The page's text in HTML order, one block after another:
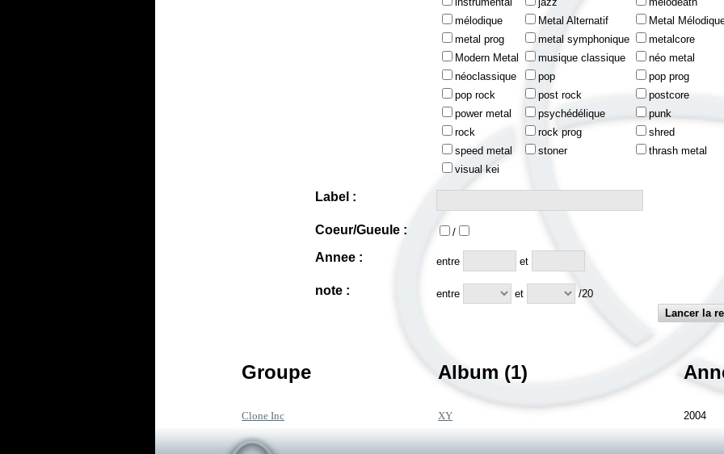
mélodique
Metal Alternatif
Metal
metal prog
metal symphonique
metalcore
Modern Metal
musique classique
néo metal
néoclassique
pop
pop prog
pop rock
post rock
postcore
power metal
psychédélique
punk
rock
rock prog
shred
speed metal
stoner
thrash metal
visual kei
Label :
Coeur/Gueule : /
Annee : entre et
note : entre et /20
Groupe Album (1)
Clone Inc XY 2004